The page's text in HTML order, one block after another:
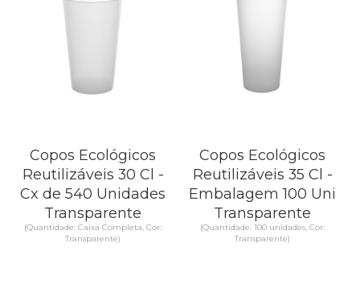
Copos Ecológicos
Reutilizáveis 30 Cl -
Cx de 540 Unidades
Transparente
(Quantidade: Caixa Completa, Cor:
Transparente)
Copos Ecológicos
Reutilizáveis 35 Cl -
Embalagem 100 Uni
Transparente
(Quantidade: 100 unidades, Cor:
Transparente)